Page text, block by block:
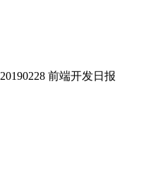
20190228 前端开发日报